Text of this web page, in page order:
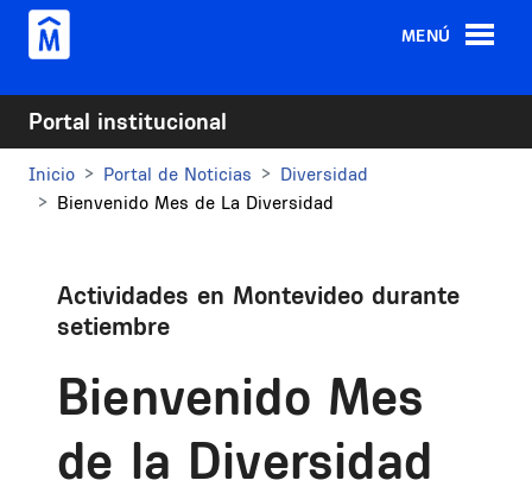
Pasar al contenido principal
MENÚ
Portal institucional
Inicio Portal de Noticias
Diversidad
Bienvenido Mes de La Diversidad
Actividades en Montevideo durante
setiembre
Bienvenido Mes
de la Diversidad